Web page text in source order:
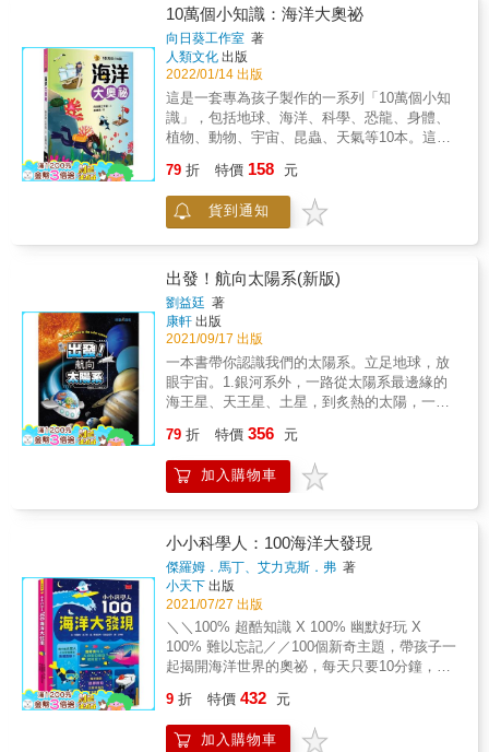
孩子快樂學習關於身體與保健的知識。 《3.有
趣圖解社會課》帶領孩子體會順利傳達心情、
理解他人想法、建立良好的人際關係所帶來的
喜悅！ 【知識好好玩】激發好奇，奠定學科基
礎！ 《4.有趣圖解數學課》讓孩子享受解謎的
樂趣，並以視覺、直覺了解算術的概念和公式
的意思，培養數學的感知能力。 《5.有趣圖解
知識的孩子，也能透過視覺感官理解科學的奧
祕。 & 本書特色 & 1. 專為學齡前兒童設計的
「基礎科學指南」 以貼近孩子生活經驗的自然
泛探索科學的不同面向，如動植物的活動、自
然現象的成因等，並從中收穫知識與滿滿的成
就感。 & 2. 在遊戲中學習，動手實作培養
STEAM精神 心理學研究指出，最有效率的學
習法就是「玩樂式學習」。本書設計許多需要
放下書本、實際參與的遊戲和勞作，讓孩子不
只是從紙面上認識自然，更能置身其中體驗奧
妙的原理。舉凡配對不同像實的帽子、玩手影
遊戲、進行丟皮球實驗，再到動手製作會彈跳
只可以更深入了解事物的本質，更可培養
「STEAM」精神。 & 3. 親子共讀／共學小提
示 每個單元結尾都附有「給爸媽」的補充，提
供專家的建議，讓家長在陪伴孩子閱讀、遊戲
時，除了能適時說明相關的知識或常識，也能
以此作為學習的延伸，和孩子一起培養觀察
力。當遇到動手實作的單元時，家長也可從中
了解實驗的注意事項。
黃仕傑 &
搭配延伸影片，更能啟發興趣、強化理解，建
立科學素養！ & 🎯超可愛．動植物知識 ☆候鳥
遷徙時，為什麼不飛直線，反而繞遠路？ ☆植
物不說話卻能「溝通」跟「竊聽」，誰是它的
間諜傳聲筒？ ☆寵物倉鼠為什麼會吃自己的寶
寶？是主人給太少飼料嗎？ & 🎯最有趣．生活
中的小科學 ☆有些食物為什麼不冷藏、放過期
都還能吃，甚至愈臭酸愈好吃？ ☆毛衣丟入洗
衣機會縮水，但為何綿羊淋雨後卻不會被身上
的生態自然課！ ☆什麼疾病比Covid-19更可
怕，連居家隔離、社交距離都防不住？ ☆消滅
森林野火的第一步，竟是專家主動放火、採取
乾枯萎靡、土壤超貧瘠，還能跟熱帶雨林並列
「生物多樣性冠軍」? ☆全力搶救貓熊，反而
會害瀕危生態系更快滅絕？ & 【本書特色】 ★
科學腦UP！最佳自然延伸閱讀，全方位奠基孩
子的自然素養！ 書本的平面式閱讀＋影音頻道
的多感官複習，更兼具英文聽力練習！ 繪本看
完還不夠？掃描各章QRcode看延伸英文動畫，
力，增進科學世界觀！（＊部分影片提供繁體
中文CC字幕，可於影片右下角「設定」切換字
幕語言） & ★思辨力UP！從不一樣的觀點思考
反而讓野火更嚴重），鍛鍊孩子的理性思辨能
力，學習從不同觀點進行獨立思考，並嘗試想
出解決方式。 & ★好奇心UP！從日常挖掘最有
趣的科學問題，發現生活中的不可思議！ 本書
精選孩子身邊最常見的趣味自然科學問題（例
如：秋天葉子為什麼會變紅、毛衣為什麼會縮
水），提升知識與生活的連結，啟發孩子對科
入門書。 & 【閱讀焦點】 ✏適讀年齡：無注
中高年級自己讀。 ✏關鍵字：地球科學、生物
10萬個小知識：海洋大奧祕
向日葵工作室 著
人類文化 出版
2022/01/14 出版
這是一套專為孩子製作的一系列「10萬個小知
識」，包括地球、海洋、科學、恐龍、身體、
植物、動物、宇宙、昆蟲、天氣等10本。這套
的科普知識的問答書。具有以下特色：1 引發
孩子對科學的興趣：透過簡單易懂的科學理論
說明，幫助孩子成為小小科學家。2 培養孩子
知識：依照由淺入深的順序，解答生物、人
體、宇宙等奇特奧妙的現象。4 增進親子共讀
的時光：我們邀請專家精心設計，讓父母與孩
子在趣味的科學氛圍裡，能輕鬆互動。
79 折 特價 158 元
貨到通知
出發！航向太陽系(新版)
劉益廷 著
康軒 出版
2021/09/17 出版
一本書帶你認識我們的太陽系。立足地球，放
眼宇宙。1.銀河系外，一路從太陽系最邊緣的
海王星、天王星、土星，到炙熱的太陽，一起
字為輔，介紹太陽系裡八大行星與太陽，身為
宇宙公民的一員，絕對不能錯過。3.本書帶領
孩子一起遨遊太陽系，揭開天文的奧祕！絕對
宙發現太陽系！6500萬年前，從地球逃出的恐
龍王國，居住在宇宙中遙遠的星球，但那個星
球再度受到小行星的撞擊，嚇得他們搭乘太空
船尋找下一個家。一路上從海王星、天王星、
土星找到熾熱的太陽，這趟旅程會有什麼樣的
探險和奇遇呢？◆神祕！狂風不斷的海王星◆
超酷！天王星躺著公轉◆壯觀！美麗巨大的土
星環◆小心！木星是行星殺手◆奇特！什麼都
燒掉的金星五、四、三、二、一！快翻開書
79 折 特價 356 元
加入購物車
小小科學人：100海洋大發現
傑羅姆．馬丁、艾力克斯．弗 著
小天下 出版
2021/07/27 出版
＼＼100% 超酷知識 X 100% 幽默好玩 X
100% 難以忘記／／100個新奇主題，帶孩子一
起揭開海洋世界的奧祕，每天只要10分鐘，透
分享的圖解酷知識，通通都在這裡，一頁就解
答一個最想知道的海洋大驚奇！˙「地球的項
鍊」指的是什麼？˙為什麼龍蝦差點引發巴西和
9 折 特價 432 元
加入購物車